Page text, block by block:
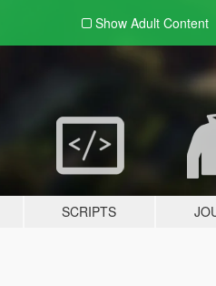
Show Adult Content
SCRIPTS